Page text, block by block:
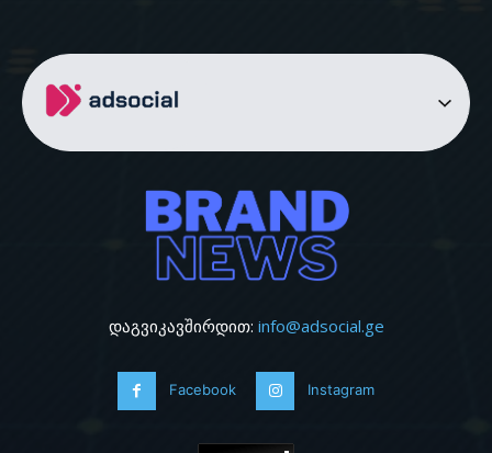
დაგვიკავშირდით: info@adsocial.ge
Facebook Instagram